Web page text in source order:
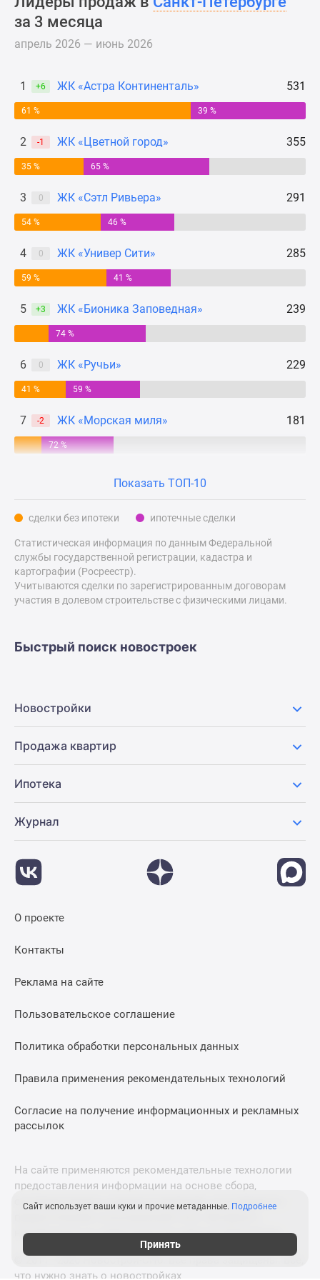
Панорамы
Субсидированная
застройщиком
Мнение
эксперта
Студии
Ипотечный
Новости
недвижимости
Ленинградской
области
ИТ-
ипотека
Квартиры
скидками
премиум-
класса
Дома
коттеджи
Коттеджные
поселки
Коттеджные
Ленинградской
коттеджные
поселки
Строящиеся
коттеджные
поселки
Коттеджные
поселки
леса
поселки
водоема
Коттеджные
Бизнес-
Коттеджи
ипотека
Скидки
акции
Макс
за 3 месяца
апрель 2026 — июнь 2026
1 +6 ЖК «Астра Континенталь» 531
61 % 39 %
2 -1 ЖК «Цветной город» 355
35 % 65 %
3 0 ЖК «Сэтл Ривьера» 291
54 % 46 %
4 0 ЖК «Универ Сити» 285
59 % 41 %
5 +3 ЖК «Бионика Заповедная» 239
74 %
6 0 ЖК «Ручьи» 229
41 % 59 %
7 -2 ЖК «Морская миля» 181
72 %
Показать ТОП-10
сделки без ипотеки ипотечные сделки
Статистическая информация по данным Федеральной
службы государственной регистрации, кадастра и
картографии (Росреестр).
Учитываются сделки по зарегистрированным договорам
участия в долевом строительстве с физическими лицами.
Быстрый поиск новостроек
Новостройки
Продажа квартир
Ипотека
Журнал
О проекте
Контакты
Реклама на сайте
Пользовательское соглашение
Политика обработки персональных данных
Правила применения рекомендательных технологий
Согласие на получение информационных и рекламных
рассылок
На сайте применяются рекомендательные технологии
предоставления информации на основе сбора,
систематизации и анализа сведений, относящихся к
находящихся на территории Российской Федерации.
© 2011—2026 Новострой-СПб. Все права защищены. Всё,
что нужно знать о новостройках
Сайт использует ваши куки и прочие метаданные. Подробнее
Принять